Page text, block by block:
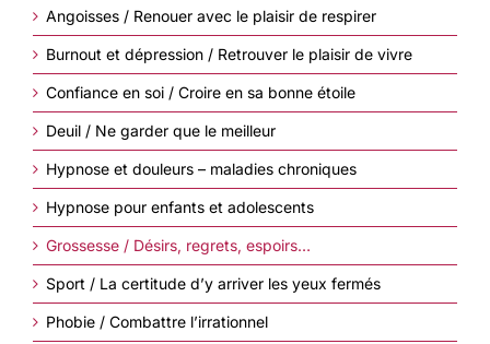
Angoisses / Renouer avec le plaisir de respirer
Burnout et dépression / Retrouver le plaisir de vivre
Confiance en soi / Croire en sa bonne étoile
Deuil / Ne garder que le meilleur
Hypnose et douleurs – maladies chroniques
Hypnose pour enfants et adolescents
Grossesse / Désirs, regrets, espoirs…
Sport / La certitude d’y arriver les yeux fermés
Phobie / Combattre l’irrationnel